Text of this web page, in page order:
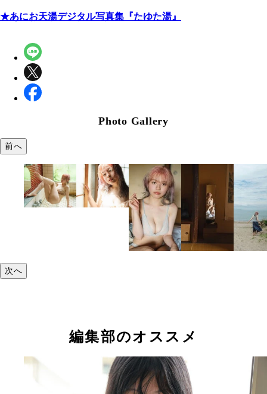
★あにお天湯デジタル写真集『たゆた湯』
Photo Gallery
前へ
次へ
編集部のオススメ